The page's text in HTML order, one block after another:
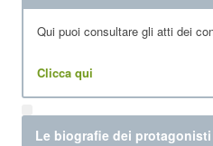
Qui puoi consultare gli atti dei
Clicca qui
Le biografie dei protagonisti